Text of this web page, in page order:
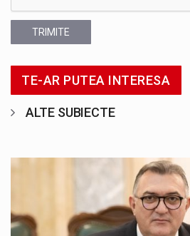
TRIMITE
TE-AR PUTEA INTERESA
ALTE SUBIECTE